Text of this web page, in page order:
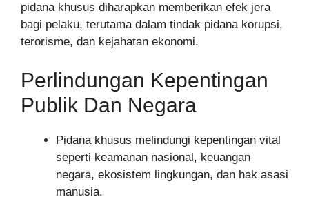
pidana khusus diharapkan memberikan efek jera
bagi pelaku, terutama dalam tindak pidana korupsi,
terorisme, dan kejahatan ekonomi.
Perlindungan Kepentingan
Publik Dan Negara
Pidana khusus melindungi kepentingan vital
seperti keamanan nasional, keuangan
negara, ekosistem lingkungan, dan hak asasi
manusia.